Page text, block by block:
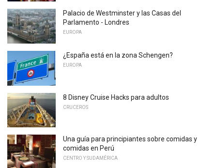
Palacio de Westminster y las Casas del
Parlamento - Londres
EUROPA
¿España está en la zona Schengen?
EUROPA
8 Disney Cruise Hacks para adultos
CRUCEROS
Una guía para principiantes sobre comidas y
comidas en Perú
CENTRO Y SUDAMÉRICA